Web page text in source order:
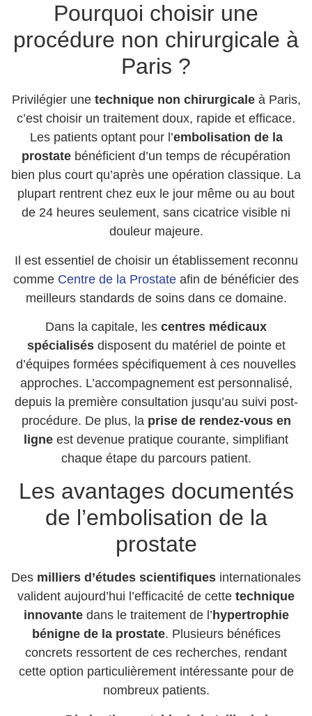
Pourquoi choisir une
procédure non chirurgicale à
Paris ?
Privilégier une technique non chirurgicaleà Paris,
c’est choisir un traitement doux, rapide et efficace.
Les patients optant pour l’embolisation de la
prostate bénéficient d’un temps de récupération
bien plus court qu’après une opération classique. La
plupart rentrent chez eux le jour même ou au bout
de 24 heures seulement, sans cicatrice visible ni
douleur majeure.
Il est essentiel de choisir un établissement reconnu
comme Centre de la Prostate afin de bénéficier des
meilleurs standards de soins dans ce domaine.
Dans la capitale, les centres médicaux
spécialisésdisposent du matériel de pointe et
d’équipes formées spécifiquement à ces nouvelles
approches. L’accompagnement est personnalisé,
depuis la première consultation jusqu’au suivi post-
procédure. De plus, la prise de rendez-vous en
ligne est devenue pratique courante, simplifiant
chaque étape du parcours patient.
Les avantages documentés
de l’embolisation de la
prostate
Des milliers d’études scientifiques internationales
valident aujourd’hui l’efficacité de cette technique
innovantedans le traitement de l’ hypertrophie
bénigne de la prostate. Plusieurs bénéfices
concrets ressortent de ces recherches, rendant
cette option particulièrement intéressante pour de
nombreux patients.